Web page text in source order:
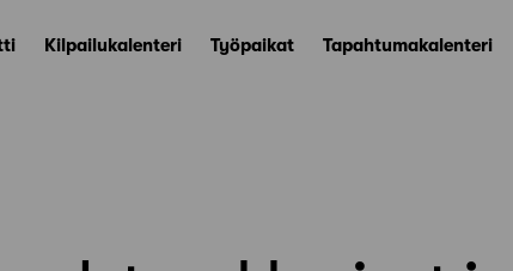
Kilpailukalenteri Työpaikat Tapahtumakalenteri